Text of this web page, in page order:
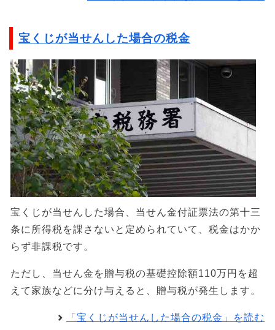
宝くじが当せんした場合の税金
宝くじが当せんした場合、当せん金付証票法の第十三
条に所得税を課さないと定められていて、税金はかか
らず非課税です。
ただし、当せん金を贈与税の基礎控除額110万円を超
えて家族などに分け与えると、贈与税が発生します。
「宝くじが当せんした場合の税金」を読む